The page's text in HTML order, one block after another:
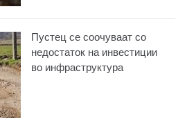
Пустец се соочуваат со
недостаток на инвестиции
во инфраструктура